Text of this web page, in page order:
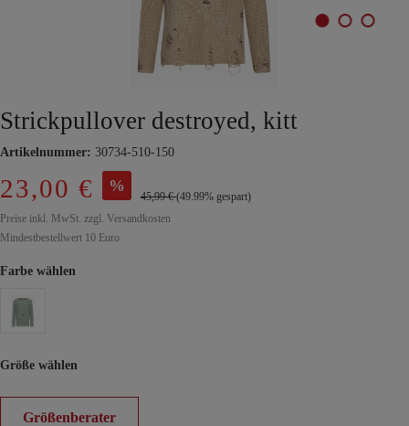
Strickpullover destroyed, kitt
Artikelnummer: 30734-510-150
23,00 € %
45,99 €(49.99% gespart)
Preise inkl. MwSt. zzgl. Versandkosten
Mindestbestellwert 10 Euro
Farbe wählen
Größe wählen
Größenberater